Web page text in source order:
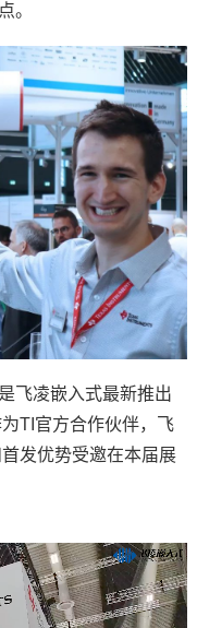
。
飞凌嵌入式最新推出
TI官方合作伙伴， 飞
发优势受邀在本届展